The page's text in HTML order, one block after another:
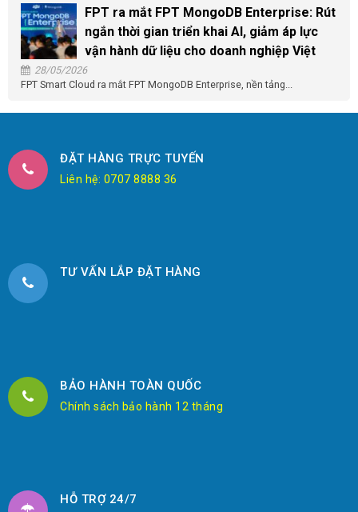
FPT ra mắt FPT MongoDB Enterprise: Rút
ngắn thời gian triển khai AI, giảm áp lực
vận hành dữ liệu cho doanh nghiệp Việt
28/05/2026
FPT Smart Cloud ra mắt FPT MongoDB Enterprise, nền tảng...
ĐẶT HÀNG TRỰC TUYẾN
Liên hệ: 0707 8888 36
TƯ VẤN LẮP ĐẶT HÀNG
BẢO HÀNH TOÀN QUỐC
Chính sách bảo hành 12 tháng
HỖ TRỢ 24/7